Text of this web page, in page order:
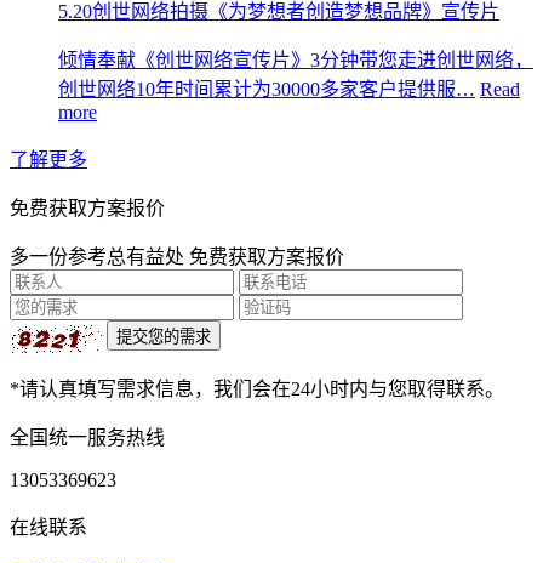
5.20创世网络拍摄《为梦想者创造梦想品牌》宣传片
倾情奉献《创世网络宣传片》3分钟带您走进创世网络，
创世网络10年时间累计为30000多家客户提供服… Read
more
了解更多
免费获取方案报价
多一份参考总有益处 免费获取方案报价
*请认真填写需求信息，我们会在24小时内与您取得联系。
全国统一服务热线
13053369623
在线联系